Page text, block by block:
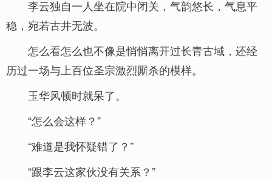
李云独自一人坐在院中闭关，气韵悠长，气息平
稳，宛若古井无波。
怎么看怎么也不像是悄悄离开过长青古域，还经
历过一场与上百位圣宗激烈厮杀的模样。
玉华风顿时就呆了。
“怎么会这样？”
“难道是我怀疑错了？”
“跟李云这家伙没有关系？”